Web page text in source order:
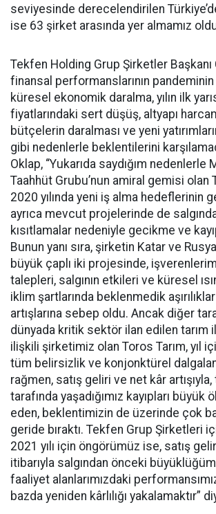
seviyesinde derecelendirilen
ise 63 şirket arasında yer almamız
Tekfen Holding Grup Şirketler Başkanı
finansal performanslarının pandeminin
küresel ekonomik daralma, yılın ilk
fiyatlarındaki sert düşüş, altyapı
bütçelerin daralması ve yeni
gibi nedenlerle beklentilerini
Oklap, “Yukarıda saydığım nedenlerle
Taahhüt Grubu’nun amiral gemisi olan
2020 yılında yeni iş alma hedeflerinin
ayrıca mevcut projelerinde de
kısıtlamalar nedeniyle gecikme ve
Bunun yanı sıra, şirketin Katar ve
büyük çaplı iki projesinde,
talepleri, salgının etkileri ve küresel
iklim şartlarında beklenmedik
artışlarına sebep oldu. Ancak diğer
dünyada kritik sektör ilan edilen tarım
ilişkili şirketimiz olan Toros Tarım, yıl
tüm belirsizlik ve konjonktürel
rağmen, satış geliri ve net kâr
tarafında yaşadığımız kayıpları
eden, beklentimizin de üzerinde çok
geride bıraktı. Tekfen Grup Şirketleri
2021 yılı için öngörümüz ise, satış
itibarıyla salgından önceki
faaliyet alanlarımızdaki
bazda yeniden kârlılığı yakalamaktır”